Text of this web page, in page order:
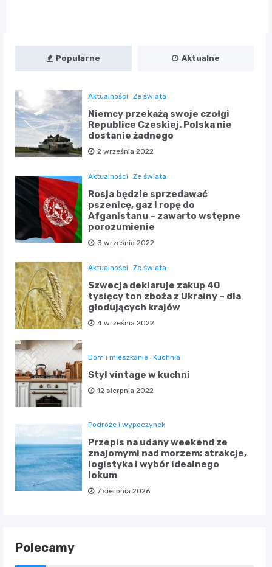
Popularne Aktualne
Aktualności Ze świata
Niemcy przekażą swoje czołgi
Republice Czeskiej. Polska nie
dostanie żadnego
2 września 2022
Aktualności Ze świata
Rosja będzie sprzedawać
pszenicę, gaz i ropę do
Afganistanu – zawarto wstępne
porozumienie
3 września 2022
Aktualności Ze świata
Szwecja deklaruje zakup 40
tysięcy ton zboża z Ukrainy – dla
głodujących krajów
4 września 2022
Dom i mieszkanie Kuchnia
Styl vintage w kuchni
12 sierpnia 2022
Podróże i wypoczynek
Przepis na udany weekend ze
znajomymi nad morzem: atrakcje,
logistyka i wybór idealnego
lokum
7 sierpnia 2026
Polecamy